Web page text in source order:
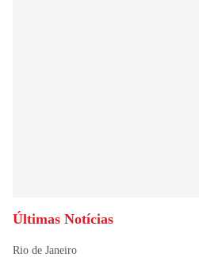
Últimas Notícias
Rio de Janeiro